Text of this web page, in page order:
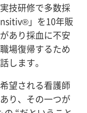
技研修で多数採
」を10年販
あり採血に不安
場復帰するため
します。
望される看護師
り、その一つが